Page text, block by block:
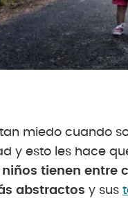
miedo cuando
y esto les hace
tienen entre
abstractos y sus